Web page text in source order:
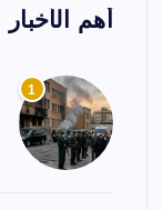
أهم الأخبار
1